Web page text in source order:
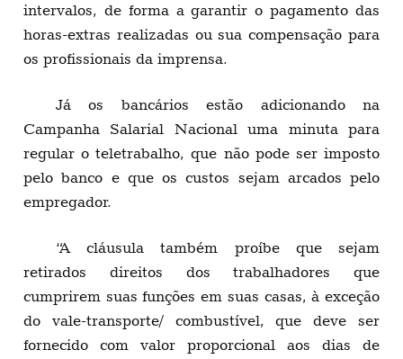
intervalos, de forma a garantir o pagamento das
horas-extras realizadas ou sua compensação para
os profissionais da imprensa.
Já os bancários estão adicionando na
Campanha Salarial Nacional uma minuta para
regular o teletrabalho, que não pode ser imposto
pelo banco e que os custos sejam arcados pelo
empregador.
“A cláusula também proíbe que sejam
retirados direitos dos trabalhadores que
cumprirem suas funções em suas casas, à exceção
do vale-transporte/ combustível, que deve ser
fornecido com valor proporcional aos dias de